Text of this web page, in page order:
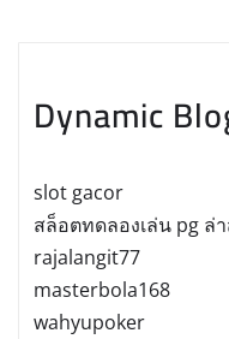
Dynamic
slot gacor
สล็อตทดลองเล่น pg ล่
rajalangit77
masterbola168
wahyupoker